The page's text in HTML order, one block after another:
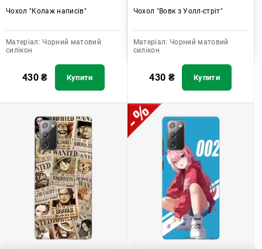
Чохол "Колаж написів"
Матеріал: Чорний матовий
силікон
430₴ Купити
Чохол "Вовк з Уолл-стріт"
Матеріал: Чорний матовий
силікон
430 ₴ Купити